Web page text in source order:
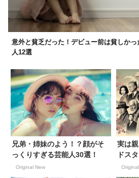
意外と貧乏だった！デビュー前は貧しかっ
人12選
兄弟・姉妹のよう！？顔がそ
っくりすぎる芸能人30選！
Original New
実は
ドス